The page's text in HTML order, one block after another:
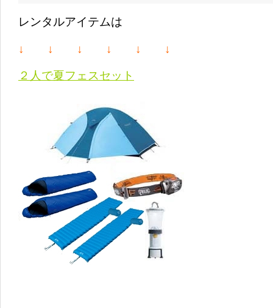
レンタルアイテムは
↓ ↓ ↓ ↓ ↓ ↓
２人で夏フェスセット